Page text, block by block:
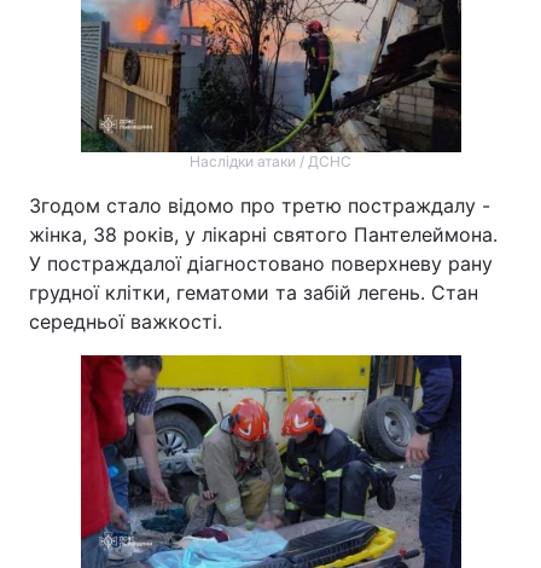
Наслідки атаки / ДСНС
Згодом стало відомо про третю постраждалу -
жінка, 38 років, у лікарні святого Пантелеймона.
У постраждалої діагностовано поверхневу рану
грудної клітки, гематоми та забій легень. Стан
середньої важкості.